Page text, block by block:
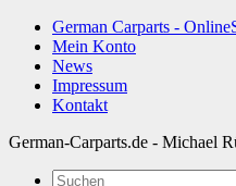
German Carparts -
Mein Konto
News
Impressum
Kontakt
German-Carparts.de - Michael